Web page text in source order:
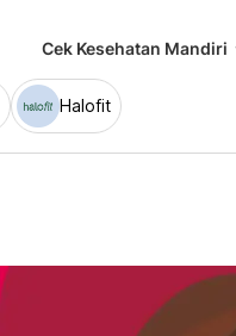
Cek Kesehatan Mandiri
Halofit